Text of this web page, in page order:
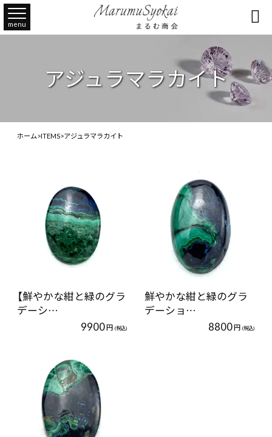
menu 
アジュラマラカイト
ホーム>ITEMS>アジュラマラカイト
【鮮やかな紺と緑のグラ
デーシ…
9900円 (税込)
鮮やかな紺と緑のグラ
デーショ…
8800円 (税込)